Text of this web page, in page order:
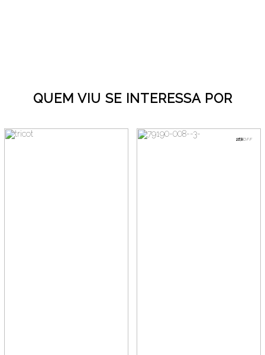
QUEM VIU SE INTERESSA POR
16%OFF